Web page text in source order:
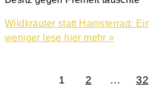
Wildkräuter statt Hamsterrad:
weniger lese hier mehr »
1 2 … 32